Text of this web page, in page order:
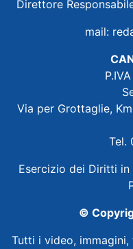
Direttore
mail:
Via per Grottaglie,
Tel.
Esercizio dei Diritti
©
Tutti i video,